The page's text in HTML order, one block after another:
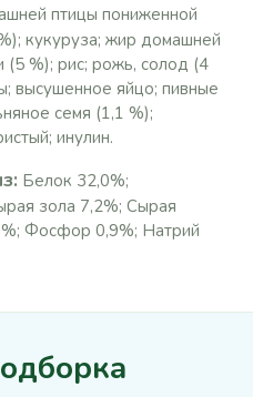
птицы пониженной
кукуруза; жир домашней
(5 %); рис; рожь, солод (4
высушенное яйцо; пивные
семя (1,1 %);
инулин.
Белок 32,0%;
зола 7,2%; Сырая
Фосфор 0,9%; Натрий